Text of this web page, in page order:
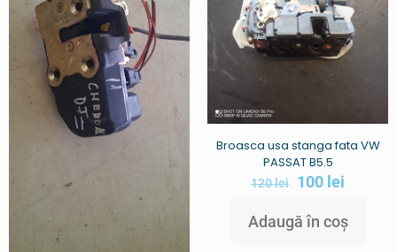
Broasca usa stanga fata VW
PASSAT B5.5
120lei 100 lei
Adaugă în coș